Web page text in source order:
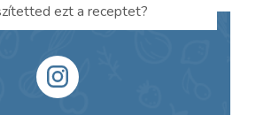
ezt a receptet?